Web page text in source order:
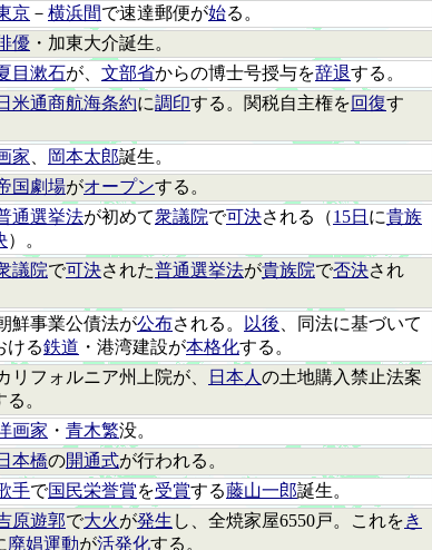
京 － 横浜間で速達郵便が始る。
優 ・加東大介誕生。
目漱石が、 文部省からの博士号授与を辞退する。
米通商航海条約に調印する。関税自主権を回復す
家 岡本太郎誕生。
国劇場がオープンする。
通選挙法が初めて衆議院で可決される（15日 に貴族
）。
議院で可決された普通選挙法が貴族院で否決され
鮮事業公債法が公布される。 以後 、同法に基づいて
ける鉄道 ・港湾建設が本格化する。
リフォルニア州上院が、 日本人 の土地購入禁止法案
る。
画家 ・ 青木繁没。
本橋の開通式が行われる。
手で国民栄誉賞を受賞する藤山一郎誕生。
原遊郭で大火が発生 し、全焼家屋6550戸。これをき
廃娼運動が活発化する。